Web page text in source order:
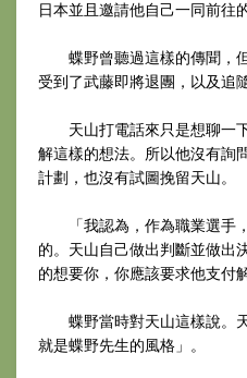
日本並且邀請他自己一同前往
蝶野曾聽過這樣的傳聞，
受到了武藤即將退團，以及追
天山打電話來只是想聊一下
解這樣的想法。所以他沒有詢
計劃，也沒有試圖挽留天山。
「我認為，作為職業選手
的。天山自己做出判斷並做出
的想要你，你應該要求他支付
蝶野當時對天山這樣說。天
就是蝶野先生的風格」。